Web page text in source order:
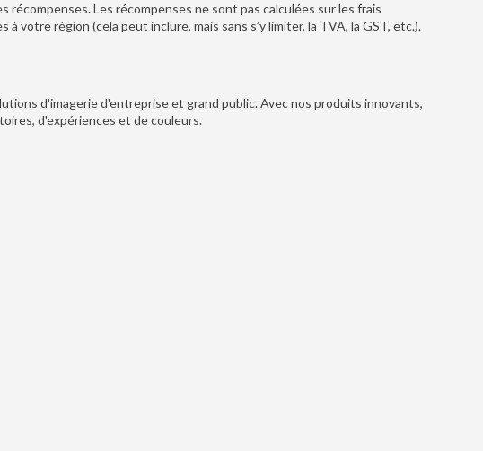
récompenses. Les récompenses ne sont pas calculées sur les frais
votre région (cela peut inclure, mais sans s’y limiter, la TVA, la GST, etc.).
d'imagerie d'entreprise et grand public. Avec nos produits innovants,
d'expériences et de couleurs.